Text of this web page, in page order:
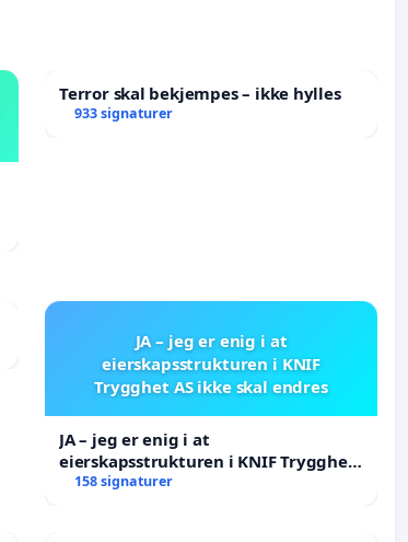
Terror skal bekjempes – ikke hylles
933 signaturer
JA – jeg er enig i at
eierskapsstrukturen i KNIF
Trygghet AS ikke skal endres
JA – jeg er enig i at
eierskapsstrukturen i KNIF Trygghet
AS ikke skal endres
158 signaturer